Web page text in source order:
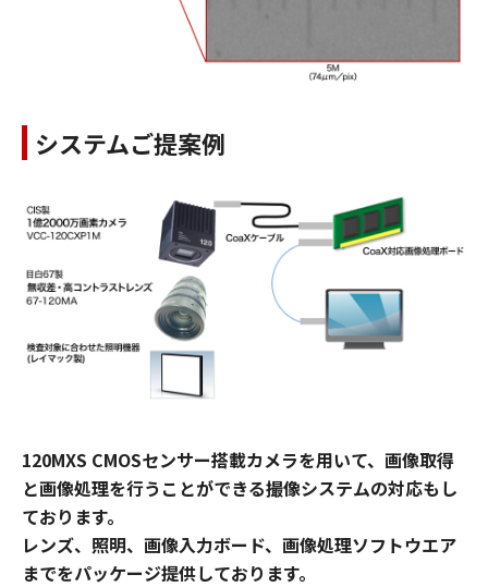
システムご提案例
120MXS CMOSセンサー搭載カメラを用いて、画像取得
と画像処理を行うことができる撮像システムの対応もし
ております。
レンズ、照明、画像入力ボード、画像処理ソフトウエア
までをパッケージ提供しております。